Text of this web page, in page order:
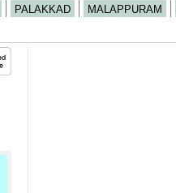
PALAKKAD MALAPPURAM